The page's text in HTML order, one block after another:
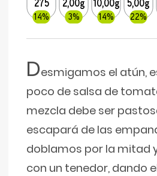
275
14%
2,00g
3%
10,00g
14%
5,00g
22%
Desmigamos el atún,
poco de salsa de
mezcla debe ser
escapará de las
doblamos por la mitad
con un tenedor, dando